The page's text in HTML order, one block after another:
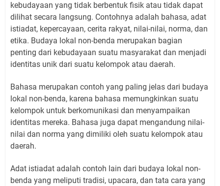
kebudayaan yang tidak berbentuk fisik atau tidak dapat
dilihat secara langsung. Contohnya adalah bahasa, adat
istiadat, kepercayaan, cerita rakyat, nilai-nilai, norma, dan
etika. Budaya lokal non-benda merupakan bagian
penting dari kebudayaan suatu masyarakat dan menjadi
identitas unik dari suatu kelompok atau daerah.
Bahasa merupakan contoh yang paling jelas dari budaya
lokal non-benda, karena bahasa memungkinkan suatu
kelompok untuk berkomunikasi dan menyampaikan
identitas mereka. Bahasa juga dapat mengandung nilai-
nilai dan norma yang dimiliki oleh suatu kelompok atau
daerah.
Adat istiadat adalah contoh lain dari budaya lokal non-
benda yang meliputi tradisi, upacara, dan tata cara yang